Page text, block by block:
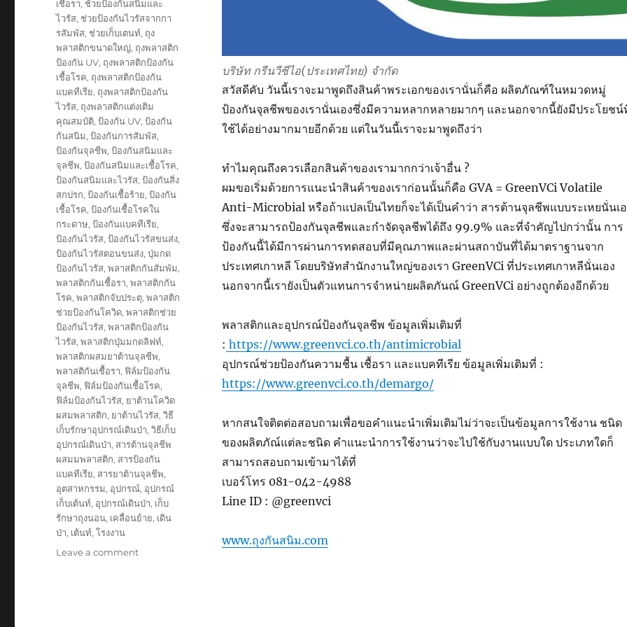
บริษัท กรีนวีซีไอ(ประเทศไทย) จำกัด
สวัสดีคับ วันนี้เราจะมาพูดถึงสินค้าพระเอกของเรานั่นก็คือ ผลิตภัณฑ์ในหมวดหมู่
ป้องกันจุลชีพของเรานั่นเองซึ่งมีความหลากหลายมากๆ และนอกจากนี้ยังมีประโยชน์
ใช้ได้อย่างมากมายอีกด้วย แต่ในวันนี้เราจะมาพูดถึงว่า
ทำไมคุณถึงควรเลือกสินค้าของเรามากกว่าเจ้าอื่น ?
ผมขอเริ่มด้วยการแนะนำสินค้าของเราก่อนนั้นก็คือ GVA = GreenVCi Volatile
Anti-Microbial หรือถ้าแปลเป็นไทยก็จะได้เป็นคำว่า สารต้านจุลชีพแบบระเหยนั่นเ
ซึ่งจะสามารถป้องกันจุลชีพและกำจัดจุลชีพได้ถึง 99.9% และที่จำคัญไปกว่านั้น การ
ป้องกันนี้ได้มีการผ่านการทดสอบที่มีคุณภาพและผ่านสถาบันที่ได้มาตราฐานจาก
ประเทศเกาหลี โดยบริษัทสำนักงานใหญ่ของเรา GreenVCi ที่ประเทศเกาหลีนั่นเอง
นอกจากนี้เรายังเป็นตัวแทนการจำหน่ายผลิตภันณ์ GreenVCi อย่างถูกต้องอีกด้วย
พลาสติกและอุปกรณ์ป้องกันจุลชีพ ข้อมูลเพิ่มเติมที่
: https://www.greenvci.co.th/antimicrobial
อุปกรณ์ช่วยป้องกันความชื้น เชื้อรา และแบคทีเรีย ข้อมูลเพิ่มเติมที่ :
https://www.greenvci.co.th/demargo/
หากสนใจติดต่อสอบถามเพื่อขอคำแนะนำเพิ่มเติมไม่ว่าจะเป็นข้อมูลการใช้งาน ชนิด
ของผลิตภัณ์แต่ละชนิด คำแนะนำการใช้งานว่าจะไปใช้กับงานแบบใด ประเภทใดก็
สามารถสอบถามเข้ามาได้ที่
เบอร์โทร 081-042-4988
Line ID : @greenvci
www.ถุงกันสนิม.com
เชื้อรา, ช้วยป้องกันสนิมและ
ไวรัส, ช่วยป้องกันไวรัสจากกา
รสัมพัส, ช่วยเก็บเตนท์, ถุง
พลาสติกขนาดใหญ่, ถุงพลาสติก
ป้องกัน UV, ถุงพลาสติกป้องกัน
เชื้อโรค, ถุงพลาสติกป้องกัน
แบคทีเรีย, ถุงพลาสติกป้องกัน
ไวรัส, ถุงพลาสติกแต่งเติม
คุณสมบัติ,ป้องกัน UV,ป้องกัน
กันสนิม,ป้องกันการสัมพัส,
ป้องกันจุลชีพ,ป้องกันสนิมและ
จุลชีพ,ป้องกันสนิมและเชื้อโรค,
ป้องกันสนิมและไวรัส,ป้องกันสิ่ง
สกปรก,ป้องกันเชื้อร้าย,ป้องกัน
เชื้อโรค,ป้องกันเชื้อโรคใน
กระดาษ,ป้องกันแบคทีเรีย,
ป้องกันไวรัส,ป้องกันไวรัสขนส่ง,
ป้องกันไวรัสตอนขนส่ง,ปุ่มกด
ป้องกันไวรัส,พลาสติกกันสัมพัม,
พลาสติกกันเชื้อรา,พลาสติกกัน
โรค,พลาสติกจับประตุ,พลาสติก
ช่วยป้องกันโควิด,พลาสติกช่วย
ป้องกันไวรัส,พลาสติกป้องกัน
ไวรัส,พลาสติกปุ่มมกดลิฟท์,
พลาสติกผสมยาต้านจุลชีพ,
พลาสติกันเชื้อรา, ฟิล์มป้องกัน
จุลชีพ, ฟิล์มป้องกันเชื้อโรค,
ฟิล์มป้องกันไวรัส, ยาต้านโควิด
ผสมพลาสติก, ยาต้านไวรัส,วิธี
เก็บรักษาอุปกรณ์เดินป่า,วิธีเก็บ
อุปกรณ์เดินป่า, สารต้านจุลชีพ
ผสมมพลาสติก, สารป้องกัน
แบคทีเรีย, สารยาต้านจุลชีพ,
อุตสาหกรรม, อุปกรณ์, อุปกรณ์
เก็บเต้นท์, อุปกรณ์เดินป่า, เก็บ
รักษาถุงนอน, เคลื่อนย้าย, เดิน
ป่า, เต้นท์,โรงงาน
Leave a commenton